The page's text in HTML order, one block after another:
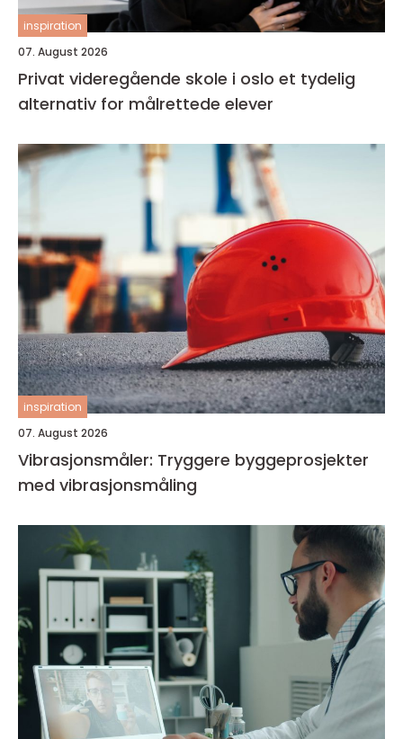
inspiration
07. August 2026
Privat videregående skole i oslo et tydelig
alternativ for målrettede elever
inspiration
07. August 2026
Vibrasjonsmåler: Tryggere byggeprosjekter
med vibrasjonsmåling